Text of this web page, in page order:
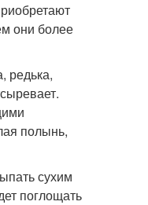
они более
редька,
полынь,
сухим
поглощать